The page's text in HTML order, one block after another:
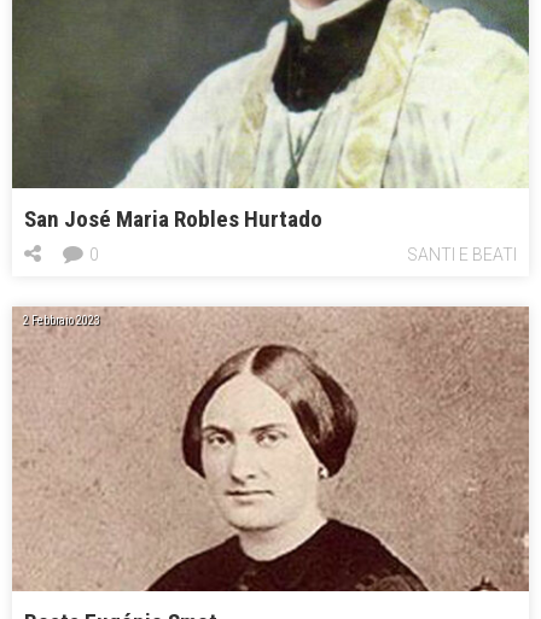
San José Maria Robles Hurtado
SANTI E BEATI
0
2 Febbraio 2023